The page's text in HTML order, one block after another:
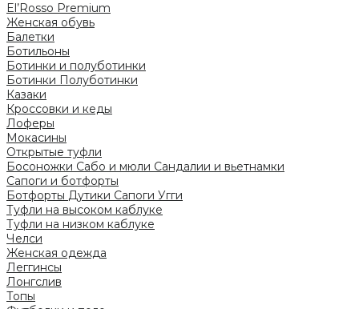
El’Rosso Premium
Женская обувь
Балетки
Ботильоны
Ботинки и полуботинки
Ботинки Полуботинки
Казаки
Кроссовки и кеды
Лоферы
Мокасины
Открытые туфли
Босоножки Сабо и мюли Сандалии и вьетнамки
Сапоги и ботфорты
Ботфорты Дутики Сапоги Угги
Туфли на высоком каблуке
Туфли на низком каблуке
Челси
Женская одежда
Леггинсы
Лонгслив
Топы